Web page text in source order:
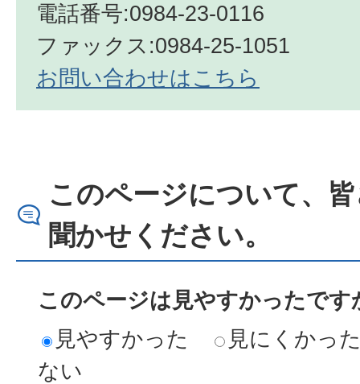
電話番号:0984-23-0116
ファックス:0984-25-1051
お問い合わせはこちら
このページについて、
聞かせください。
このページは見やすかったです
見やすかった
見にくかっ
ない